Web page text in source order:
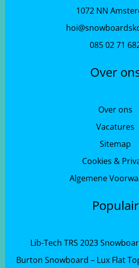
1072 NN
085 02 71
Over
Over ons
Vacatures
Sitemap
Cookies &
Algemene
Populair
Lib-Tech TRS 2023
Burton Snowboard – Lux Flat